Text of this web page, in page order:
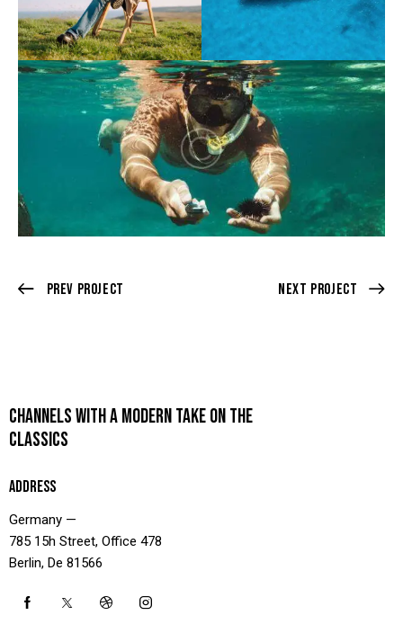
Prev Project Next Project
CHANNELS WITH A MODERN TAKE ON THE
CLASSICS
ADDRESS
Germany —
785 15h Street, Office 478
Berlin, De 81566